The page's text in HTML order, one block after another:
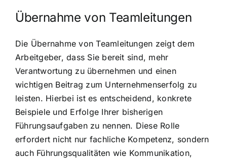
Übernahme von Teamleitungen
Die Übernahme von Teamleitungen zeigt dem
Arbeitgeber, dass Sie bereit sind, mehr
Verantwortung zu übernehmen und einen
wichtigen Beitrag zum Unternehmenserfolg zu
leisten. Hierbei ist es entscheidend, konkrete
Beispiele und Erfolge Ihrer bisherigen
Führungsaufgaben zu nennen. Diese Rolle
erfordert nicht nur fachliche Kompetenz, sondern
auch Führungsqualitäten wie Kommunikation,